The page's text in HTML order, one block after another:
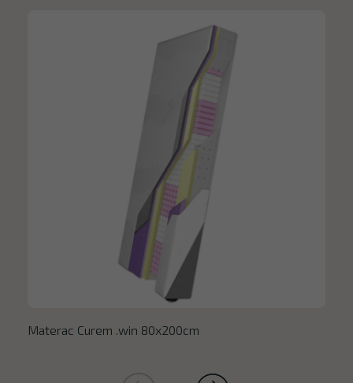
Materac Curem .win 80x200cm